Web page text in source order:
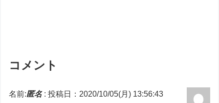
コメント
名前:匿名: 投稿日：2020/10/05(月) 13:56:43